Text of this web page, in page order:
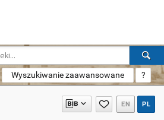
Wyszukiwanie zaawansowane ?
EN PL